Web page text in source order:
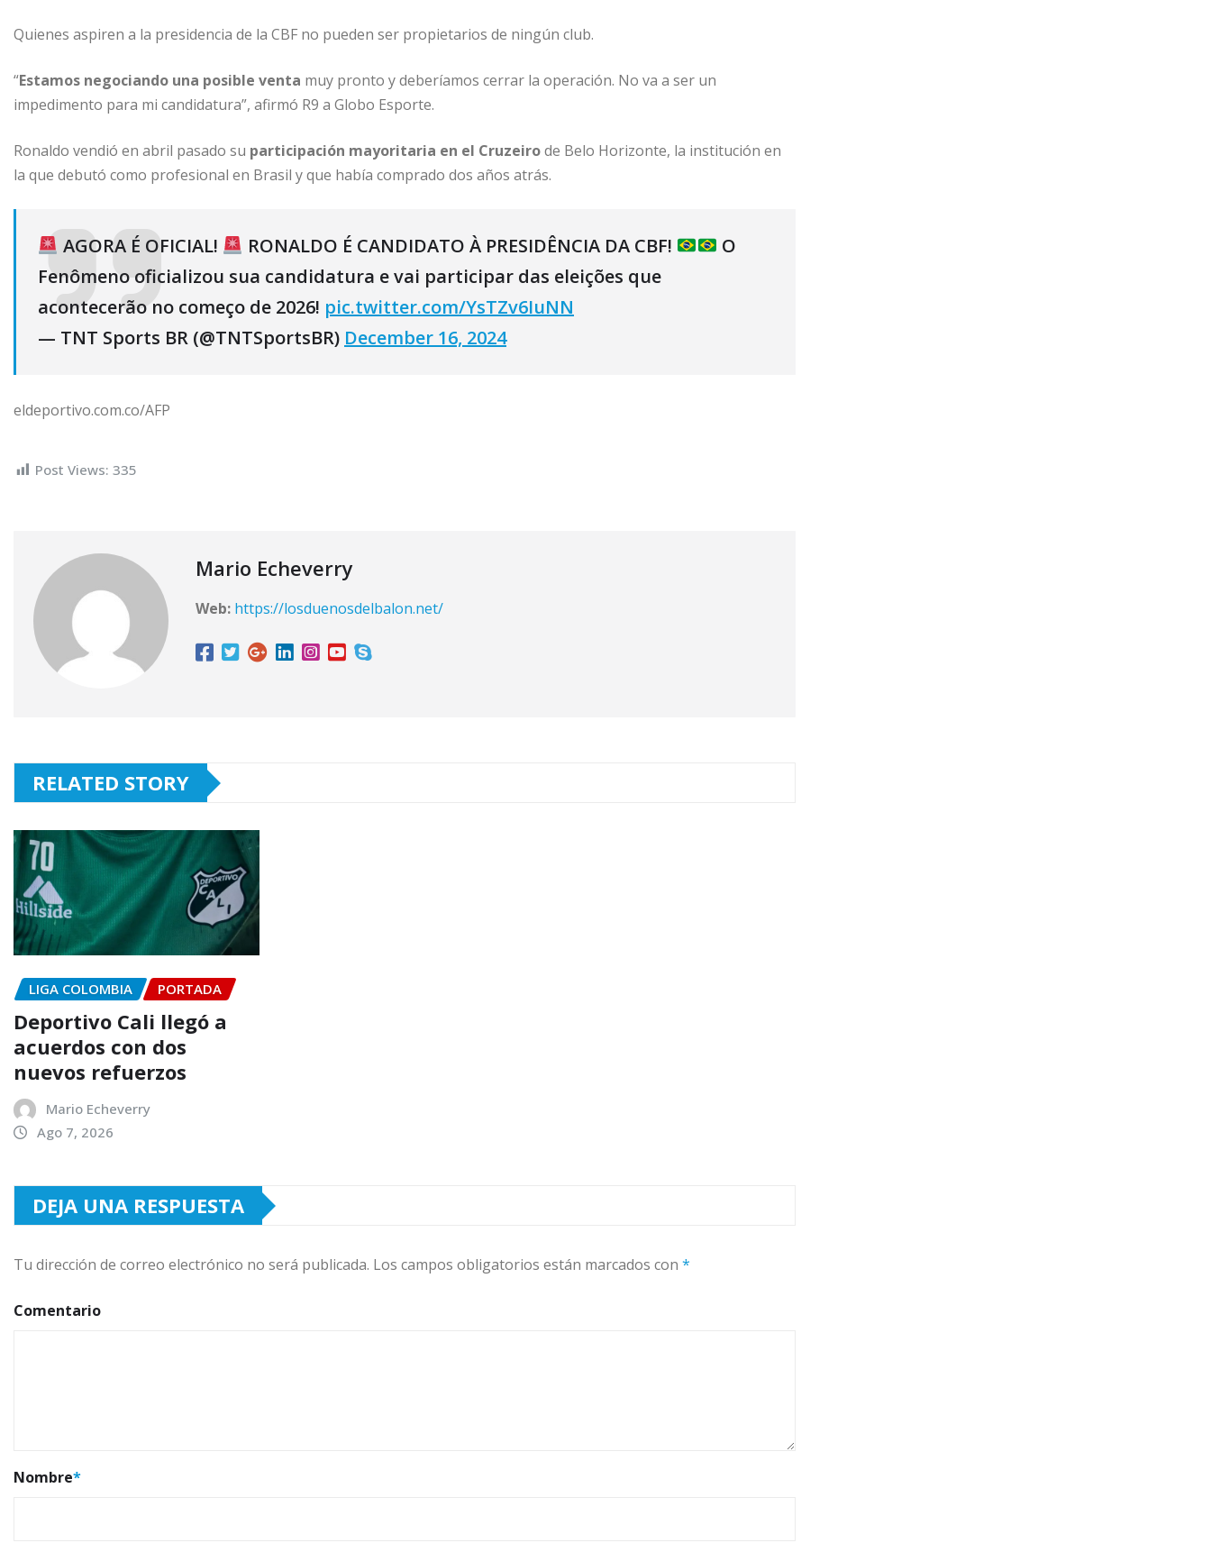
Quienes aspiren a la presidencia de la CBF no pueden ser propietarios de ningún club.
“Estamos negociando una posible venta muy pronto y deberíamos cerrar la operación. No va a ser un
impedimento para mi candidatura”, afirmó R9 a Globo Esporte.
Ronaldo vendió en abril pasado su participación mayoritaria en el Cruzeirode Belo Horizonte, la institución en
la que debutó como profesional en Brasil y que había comprado dos años atrás.
AGORA É OFICIAL! RONALDO É CANDIDATO À PRESIDÊNCIA DA CBF!
O
Fenômeno oficializou sua candidatura e vai participar das eleições que
acontecerão no começo de 2026! pic.twitter.com/YsTZv6IuNN
— TNT Sports BR (@TNTSportsBR) December 16, 2024
eldeportivo.com.co/AFP
Post Views: 335
Mario Echeverry
Web: https://losduenosdelbalon.net/
RELATED STORY
LIGA COLOMBIA PORTADA
Deportivo Cali llegó a
acuerdos con dos
nuevos refuerzos
Mario Echeverry
Ago 7, 2026
DEJA UNA RESPUESTA
Tu dirección de correo electrónico no será publicada. Los campos obligatorios están marcados con *
Comentario
Nombre*